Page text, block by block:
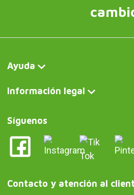
Ayuda
Información legal
Síguenos
Contacto y atención al